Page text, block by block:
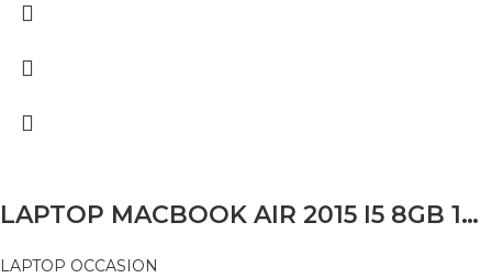
LAPTOP MACBOOK AIR 2015 I5 8GB 120SSD 14
LAPTOP OCCASION